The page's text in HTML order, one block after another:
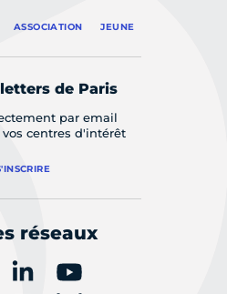
ASSOCIATION JEUNE
de Paris
par email
centres d'intérêt
réseaux